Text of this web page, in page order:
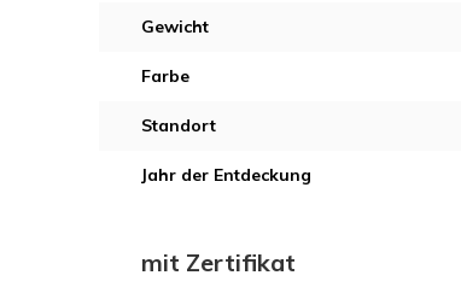
Gewicht
Farbe
Standort
Jahr der Entdeckung
mit Zertifikat